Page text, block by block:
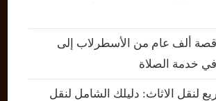
قصة ألف عام من الأسطرلاب إلى
في خدمة الصلاة
لنقل الاثاث: دليلك الشامل لنقل